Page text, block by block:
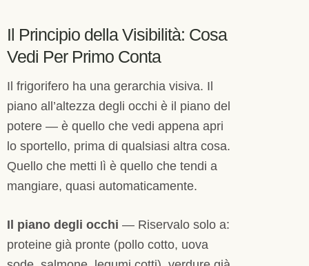
Il Principio della Visibilità: Cosa
Vedi Per Primo Conta
Il frigorifero ha una gerarchia visiva. Il
piano all’altezza degli occhi è il piano del
potere — è quello che vedi appena apri
lo sportello, prima di qualsiasi altra cosa.
Quello che metti lì è quello che tendi a
mangiare, quasi automaticamente.
Il piano degli occhi — Riservalo solo a:
proteine già pronte (pollo cotto, uova